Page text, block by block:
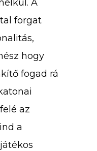
A
forgat
hogy
fogad rá
az
a